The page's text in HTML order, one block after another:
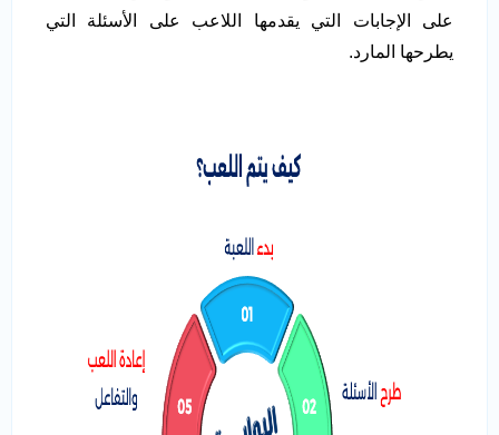
على الإجابات التي يقدمها اللاعب على الأسئلة التي
يطرحها المارد.